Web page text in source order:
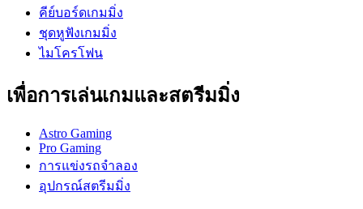
คีย์บอร์ดเกมมิ่ง
ชุดหูฟังเกมมิ่ง
ไมโครโฟน
เพื่อการเล่นเกมและสตรีมมิ่ง
Astro Gaming
Pro Gaming
การแข่งรถจำลอง
อุปกรณ์สตรีมมิ่ง